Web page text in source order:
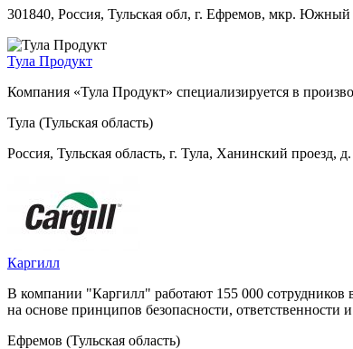
301840, Россия, Тульская обл, г. Ефремов, мкр. Южный
Тула Продукт
Компания «Тула Продукт» специализируется в
Тула (Тульская область)
Россия, Тульская область, г. Тула, Ханинский проезд,
Каргилл
В компании "Каргилл" работают 155 000 сотрудников
на основе принципов безопасности, ответственности
Ефремов (Тульская область)